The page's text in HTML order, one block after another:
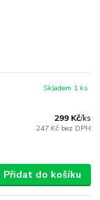
299 Kč/ks
247 Kč bez DPH
Skladem 1 ks
Přidat do košíku